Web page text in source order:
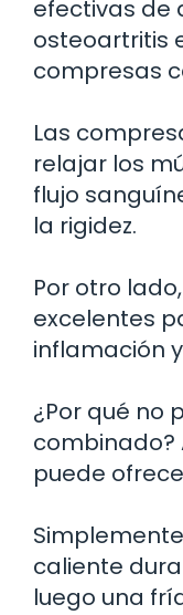
efectivas de
osteoartritis
compresas
Las
relajar los
flujo
la rigidez.
Por otro
excelentes
inflamación
¿Por qué no
combinado?
puede
caliente
luego una